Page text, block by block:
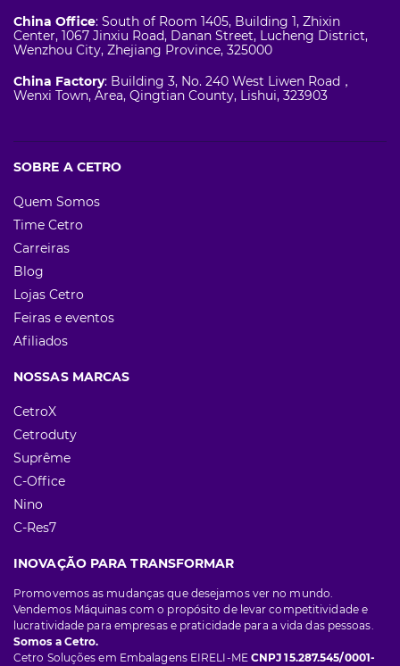
China Office: South of Room 1405, Building 1, Zhixin
Center, 1067 Jinxiu Road, Danan Street, Lucheng District,
Wenzhou City, Zhejiang Province, 325000
China Factory: Building 3, No. 240 West Liwen Road，
Wenxi Town, Area, Qingtian County, Lishui, 323903
SOBRE A CETRO
Quem Somos
Time Cetro
Carreiras
Blog
Lojas Cetro
Feiras e eventos
Afiliados
NOSSAS MARCAS
CetroX
Cetroduty
Suprême
C-Office
Nino
C-Res7
INOVAÇÃO PARA TRANSFORMAR
Promovemos as mudanças que desejamos ver no mundo.
Vendemos Máquinas com o propósito de levar competitividade e
lucratividade para empresas e praticidade para a vida das pessoas.
Somos a Cetro.
Cetro Soluções em Embalagens EIRELI-ME CNPJ 15.287.545/0001-